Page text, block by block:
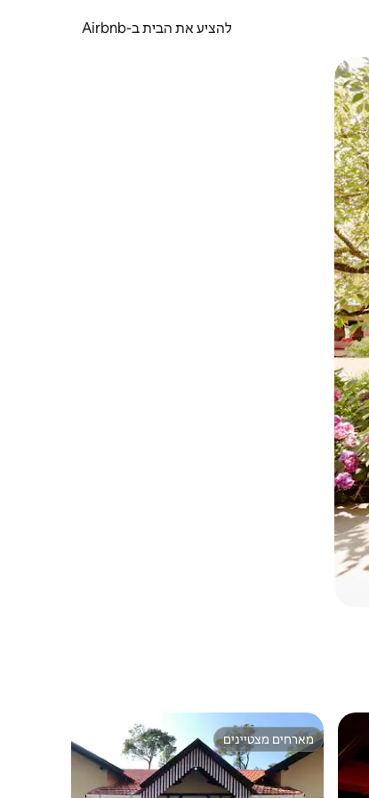
להציע את הבית ב-Airbnb
מארחים מצטיינים
מארחים מצטיינים